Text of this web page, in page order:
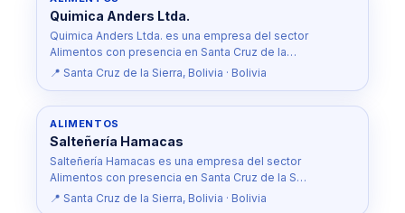
Quimica Anders Ltda.
Quimica Anders Ltda. es una empresa del sector
Alimentos con presencia en Santa Cruz de la…
📍 Santa Cruz de la Sierra, Bolivia · Bolivia
ALIMENTOS
Salteñería Hamacas
Salteñería Hamacas es una empresa del sector
Alimentos con presencia en Santa Cruz de la S…
📍 Santa Cruz de la Sierra, Bolivia · Bolivia